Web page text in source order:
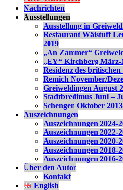
Nachrichten
Ausstellungen
Ausstellung in
Restaurant Wäistuff
2019
„An Zammer“
„EY“ Kirchberg März-
Residenz des
Remich November/
Greiweldingen August
Stadtbredimus Juni –
Schengen Oktober 2013
Auszeichnungen
Auszeichnungen 2024-
Auszeichnungen 2022-
Auszeichnungen 2020-
Auszeichnungen 2018-
Auszeichnungen 2016-
Über den Autor
Kontakt
English